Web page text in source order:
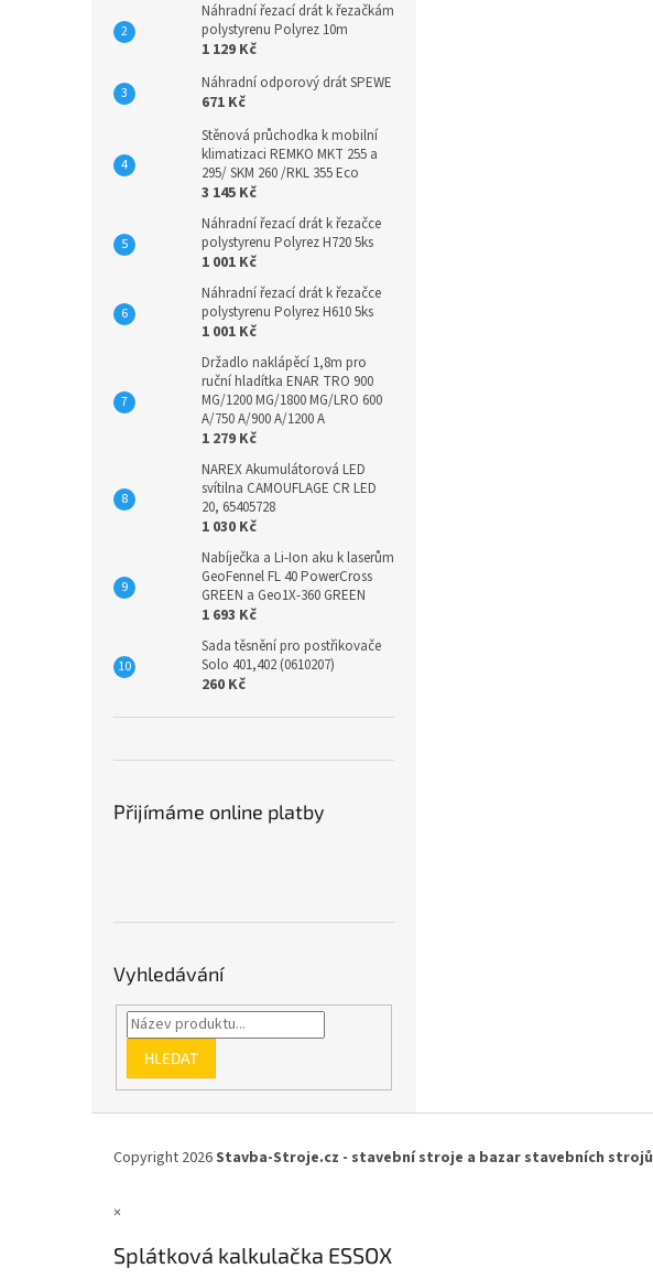
Náhradní řezací drát k řezačkám
polystyrenu Polyrez 10m
1 129 Kč
Náhradní odporový drát SPEWE
671 Kč
Stěnová průchodka k mobilní
klimatizaci REMKO MKT 255 a
295/ SKM 260 /RKL 355 Eco
3 145 Kč
Náhradní řezací drát k řezačce
polystyrenu Polyrez H720 5ks
1 001 Kč
Náhradní řezací drát k řezačce
polystyrenu Polyrez H610 5ks
1 001 Kč
Držadlo naklápěcí 1,8m pro
ruční hladítka ENAR TRO 900
MG/1200 MG/1800 MG/LRO 600
A/750 A/900 A/1200 A
1 279 Kč
NAREX Akumulátorová LED
svítilna CAMOUFLAGE CR LED
20, 65405728
1 030 Kč
Nabíječka a Li-Ion aku k laserům
GeoFennel FL 40 PowerCross
GREEN a Geo1X-360 GREEN
1 693 Kč
Sada těsnění pro postřikovače
Solo 401,402 (0610207)
260 Kč
Přijímáme online platby
Vyhledávání
HLEDAT
Copyright 2026Stavba-Stroje.cz - stavební stroje a bazar stavebních strojů
×
Splátková kalkulačka ESSOX